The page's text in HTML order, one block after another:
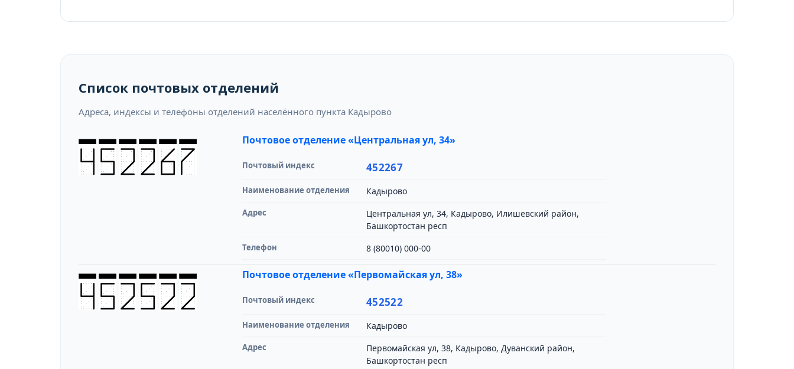
Список почтовых отделений
Адреса, индексы и телефоны отделений населённого пункта Кадырово
Почтовое отделение «Центральная ул, 34»
Почтовый индекс 452267
Наименование отделения Кадырово
Адрес
Центральная ул, 34, Кадырово, Илишевский район,
Башкортостан респ
Телефон 8 (80010) 000-00
Почтовое отделение «Первомайская ул, 38»
Почтовый индекс 452522
Наименование отделения Кадырово
Адрес
Первомайская ул, 38, Кадырово, Дуванский район,
Башкортостан респ